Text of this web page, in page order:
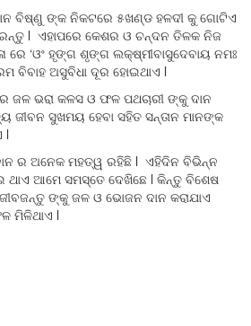
ବିଷ୍ଣୁ ଙ୍କ ନିକଟରେ ୫ଖଣ୍ଡ ହଳଦୀ କୁ ଗୋଟିଏ
l ଏହାପରେ କେଶର ଓ ଚନ୍ଦନ ତିଳକ ନିଜ
ରେ ‘ଓଂ ହୃଙ୍ଗ ଶୃଙ୍ଗ ଲକ୍ଷ୍ମୀବାସୁଦେବାୟ ନମଃ
ବିବାହ ଅସୁବିଧା ଦୂର ହୋଇଥାଏ l
ଜଳ ଭରା କଳସ ଓ ଫଳ ପଥଚାରୀ ଙ୍କୁ ଦାନ
ଜୀବନ ସୁଖମୟ ହେବା ସହିତ ସନ୍ତାନ ମାନଙ୍କ
l
ର ଅନେକ ମହତ୍ୱ ରହିଛି l ଏହିଦିନ ବିଭିନ୍ନ
ଥାଏ ଆମେ ସମସ୍ତେ ଦେଖିଛେ l କିନ୍ତୁ ବିଶେଷ
ଙ୍କୁ ଜଳ ଓ ଭୋଜନ ଦାନ କରାଯାଏ
ମିଳିଥାଏ l